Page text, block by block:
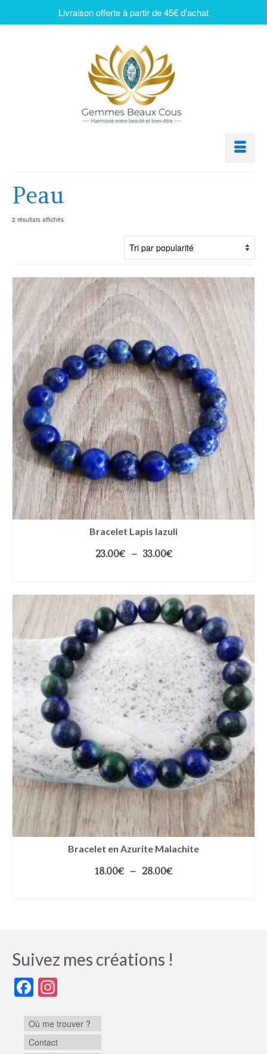
Peau
2 résultats affichés
Bracelet Lapis lazuli
23.00€ – 33.00€
Bracelet en Azurite Malachite
18.00€ – 28.00€
Suivez mes créations !
Facebook
Où me trouver ?
Contact
Livraison offerte à partir de 45€ d'achat